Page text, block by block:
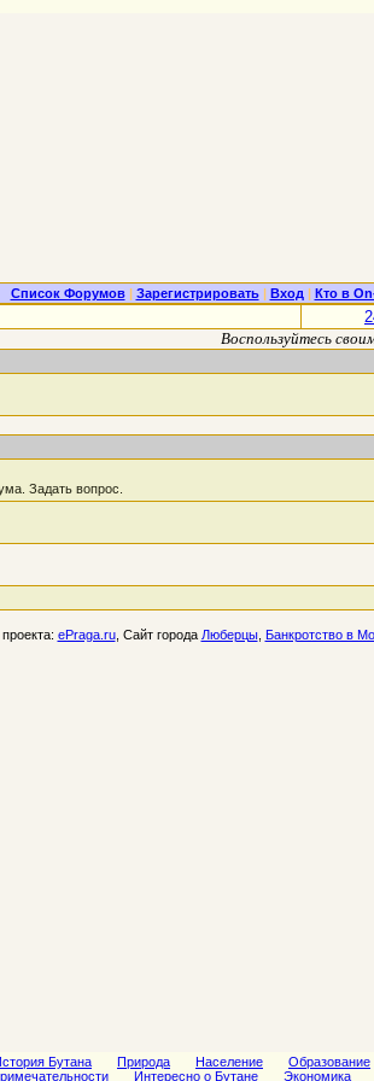
Список Форумов| Зарегистрировать| Вход | Кто в
Воспользуйтесь
Задать вопрос.
ePraga.ru, Сайт города Люберцы, Банкротство в
Бутана Природа Население Образование
Интересно о Бутане Экономика